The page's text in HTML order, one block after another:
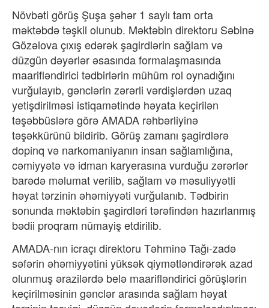
Növbəti görüş Şuşa şəhər 1 saylı tam orta
məktəbdə təşkil olunub. Məktəbin direktoru Səbinə
Gözəlova çıxış edərək şagirdlərin sağlam və
düzgün dəyərlər əsasında formalaşmasında
maarifləndirici tədbirlərin mühüm rol oynadığını
vurğulayıb, gənclərin zərərli vərdişlərdən uzaq
yetişdirilməsi istiqamətində həyata keçirilən
təşəbbüslərə görə AMADA rəhbərliyinə
təşəkkürünü bildirib. Görüş zamanı şagirdlərə
dopinq və narkomaniyanın insan sağlamlığına,
cəmiyyətə və idman karyerasına vurduğu zərərlər
barədə məlumat verilib, sağlam və məsuliyyətli
həyat tərzinin əhəmiyyəti vurğulanıb. Tədbirin
sonunda məktəbin şagirdləri tərəfindən hazırlanmış
bədii proqram nümayiş etdirilib.
AMADA-nın icraçı direktoru Təhminə Tağı-zadə
səfərin əhəmiyyətini yüksək qiymətləndirərək azad
olunmuş ərazilərdə belə maarifləndirici görüşlərin
keçirilməsinin gənclər arasında sağlam həyat